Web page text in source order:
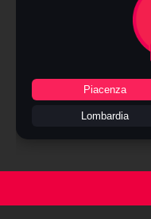
Piacenza
Lombardia